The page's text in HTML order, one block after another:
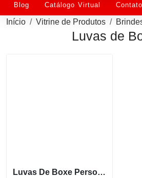
Blog Catálogo Virtual Contato
Início Vitrine de Produtos
Luvas de
Luvas De Boxe Personalizada Modelo Classic De Alta Qualidade